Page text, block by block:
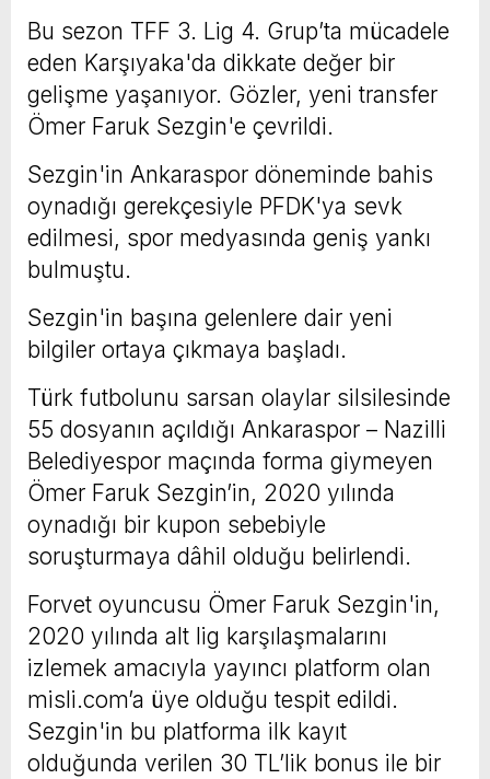
Bu sezon TFF 3. Lig 4. Grup’ta mücadele
eden Karşıyaka'da dikkate değer bir
gelişme yaşanıyor. Gözler, yeni transfer
Ömer Faruk Sezgin'e çevrildi.
Sezgin'in Ankaraspor döneminde bahis
oynadığı gerekçesiyle PFDK'ya sevk
edilmesi, spor medyasında geniş yankı
bulmuştu.
Sezgin'in başına gelenlere dair yeni
bilgiler ortaya çıkmaya başladı.
Türk futbolunu sarsan olaylar silsilesinde
55 dosyanın açıldığı Ankaraspor – Nazilli
Belediyespor maçında forma giymeyen
Ömer Faruk Sezgin’in, 2020 yılında
oynadığı bir kupon sebebiyle
soruşturmaya dâhil olduğu belirlendi.
Forvet oyuncusu Ömer Faruk Sezgin'in,
2020 yılında alt lig karşılaşmalarını
izlemek amacıyla yayıncı platform olan
misli.com’a üye olduğu tespit edildi.
Sezgin'in bu platforma ilk kayıt
olduğunda verilen 30 TL’lik bonus ile bir